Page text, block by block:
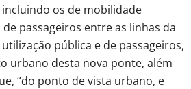
os de mobilidade
passageiros entre as linhas da
pública e de passageiros,
urbano desta nova ponte, além
“do ponto de vista urbano, e